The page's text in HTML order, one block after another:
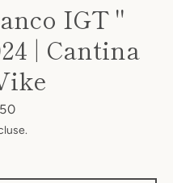
IGT "
| Cantina